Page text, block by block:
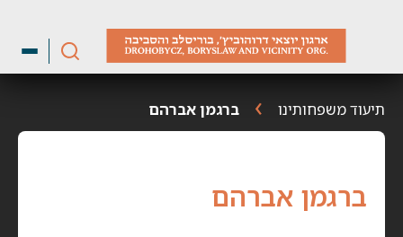
תיעוד משפחותינו ברגמן אברהם
ברגמן אברהם